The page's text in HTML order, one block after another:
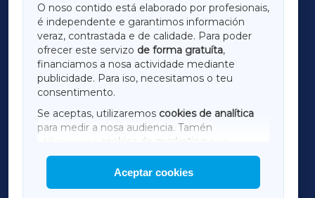
O noso contido está elaborado por profesionais,
é independente e garantimos información
veraz, contrastada e de calidade. Para poder
ofrecer este servizo de forma gratuíta,
financiamos a nosa actividade mediante
publicidade. Para iso, necesitamos o teu
consentimento.
Se aceptas, utilizaremos cookies de analítica
para medir a nosa audiencia. Tamén
utilizaremos
cookies de marketing
mostrar publicidade de terceiros.
Así mesmo, podes personalizar a elección das
cookies que desexas permitir.
Aceptar cookies
LUGOXA
TERRACHAXA
AMARIÑAXA
RIBEIRASACRAXA